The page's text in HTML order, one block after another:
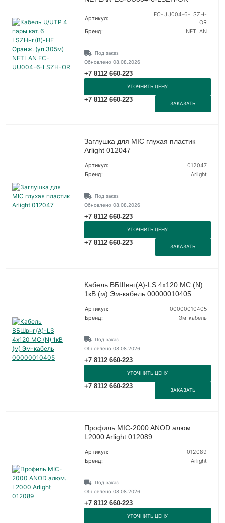
Артикул:
EC-UU004-6-LSZH-
OR
Бренд:
NETLAN
Под заказ
Обновлено 08.08.2026
+7 8112 660-223
УТОЧНИТЬ ЦЕНУ
+7 8112 660-223
ЗАКАЗАТЬ
Заглушка для MIC глухая пластик
Arlight 012047
Артикул:
012047
Бренд:
Arlight
Под заказ
Обновлено 08.08.2026
+7 8112 660-223
УТОЧНИТЬ ЦЕНУ
+7 8112 660-223
ЗАКАЗАТЬ
Кабель ВБШвнг(А)-LS 4х120 МС (N)
1кВ (м) Эм-кабель 00000010405
Артикул:
00000010405
Бренд:
Эм-кабель
Под заказ
Обновлено 08.08.2026
+7 8112 660-223
УТОЧНИТЬ ЦЕНУ
+7 8112 660-223
ЗАКАЗАТЬ
Профиль MIC-2000 ANOD алюм.
L2000 Arlight 012089
Артикул:
012089
Бренд:
Arlight
Под заказ
Обновлено 08.08.2026
+7 8112 660-223
УТОЧНИТЬ ЦЕНУ